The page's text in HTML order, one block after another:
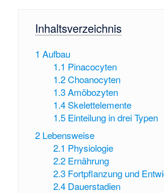
Inhaltsverzeichnis
1 Aufbau
1.1 Pinacocyten
1.2 Choanocyten
1.3 Amöbozyten
1.4 Skelettelemente
1.5 Einteilung in drei Typen
2 Lebensweise
2.1 Physiologie
2.2 Ernährung
2.3 Fortpflanzung und
2.4 Dauerstadien